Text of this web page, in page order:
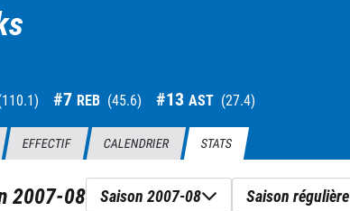
110.1) #7 REB (45.6) #13 AST (27.4)
EFFECTIF CALENDRIER STATS
2007-08 Saison 2007-08 Saison régulière